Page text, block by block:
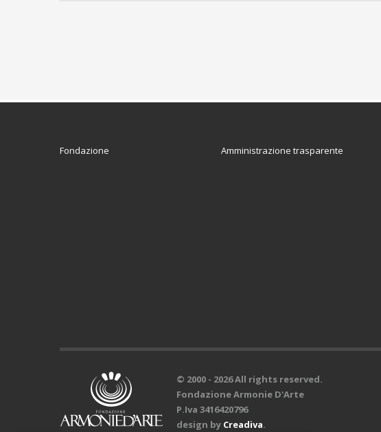
Fondazione Amministrazione trasparente
© 2000 - 2026 All rights reserved.
Fondazione Armonie D'Arte
P.Iva 3416420796
design by Creadiva.